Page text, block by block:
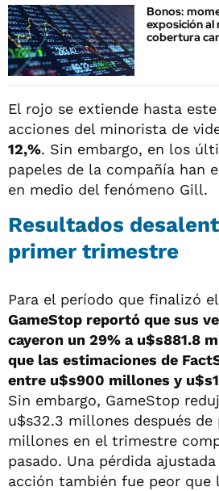
Bonos:
exposición
cobertura
El rojo se extiende hasta
acciones del minorista de
12,%. Sin embargo, en los
papeles de la compañía han
en medio del fenómeno Gill.
Resultados
primer trimestre
Para el período que finalizó
GameStop reportó que sus
cayeron un 29% a u$s881.8
que las estimaciones de
entre u$s900 millones y
Sin embargo, GameStop
u$s32.3 millones después de
millones en el trimestre
pasado. Una pérdida
acción también fue peor que